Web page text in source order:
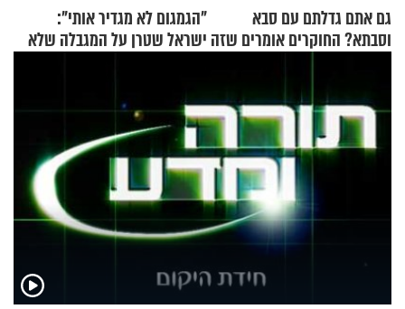
גם אתם גדלתם עם סבא
וסבתא? החוקרים אומרים שזה
"הגמגום לא מגדיר אותי":
ישראל שטרן על המגבלה שלא